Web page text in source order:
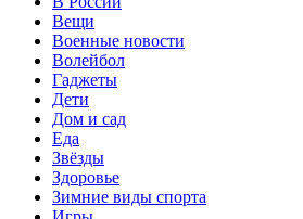
Вещи
Военные новости
Волейбол
Гаджеты
Дети
Дом и сад
Еда
Звёзды
Здоровье
Зимние виды спорта